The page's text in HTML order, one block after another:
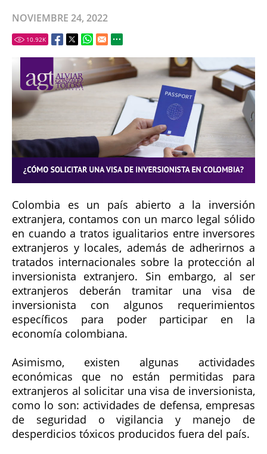
NOVIEMBRE 24, 2022
10.92K
Colombia es un país abierto a la inversión
extranjera, contamos con un marco legal sólido
en cuando a tratos igualitarios entre inversores
extranjeros y locales, además de adherirnos a
tratados internacionales sobre la protección al
inversionista extranjero. Sin embargo, al ser
extranjeros deberán tramitar una visa de
inversionista con algunos requerimientos
específicos para poder participar en la
economía colombiana.
Asimismo, existen algunas actividades
económicas que no están permitidas para
extranjeros al solicitar una visa de inversionista,
como lo son: actividades de defensa, empresas
de seguridad o vigilancia y manejo de
desperdicios tóxicos producidos fuera del país.